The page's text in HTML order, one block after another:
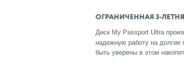
ОГРАНИЧЕННАЯ 3-
Диск My Passport Ultra
надежную работу на долгие
быть уверены в этом